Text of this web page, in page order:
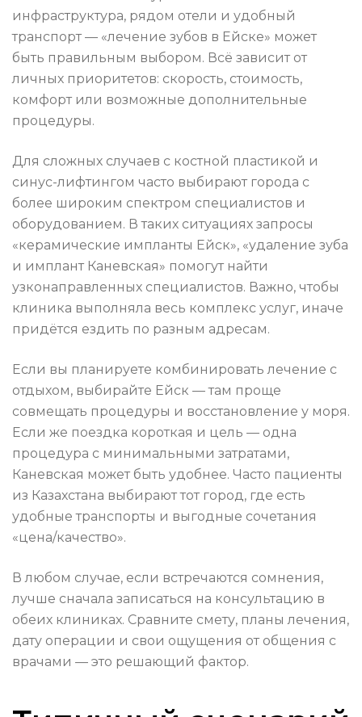
инфраструктура, рядом отели и удобный
транспорт — «лечение зубов в Ейске» может
быть правильным выбором. Всё зависит от
личных приоритетов: скорость, стоимость,
комфорт или возможные дополнительные
процедуры.
Для сложных случаев с костной пластикой и
синус-лифтингом часто выбирают города с
более широким спектром специалистов и
оборудованием. В таких ситуациях запросы
«керамические импланты Ейск», «удаление зуба
и имплант Каневская» помогут найти
узконаправленных специалистов. Важно, чтобы
клиника выполняла весь комплекс услуг, иначе
придётся ездить по разным адресам.
Если вы планируете комбинировать лечение с
отдыхом, выбирайте Ейск — там проще
совмещать процедуры и восстановление у моря.
Если же поездка короткая и цель — одна
процедура с минимальными затратами,
Каневская может быть удобнее. Часто пациенты
из Казахстана выбирают тот город, где есть
удобные транспорты и выгодные сочетания
«цена/качество».
В любом случае, если встречаются сомнения,
лучше сначала записаться на консультацию в
обеих клиниках. Сравните смету, планы лечения,
дату операции и свои ощущения от общения с
врачами — это решающий фактор.